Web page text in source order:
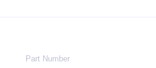
Part Number